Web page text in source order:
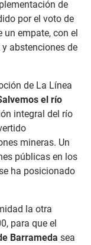
de
por el voto de
un empate, con el
y abstenciones de
de La Línea
el río
integral del río
mineras. Un
públicas en los
ha posicionado
la otra
para que el
Barrameda sea